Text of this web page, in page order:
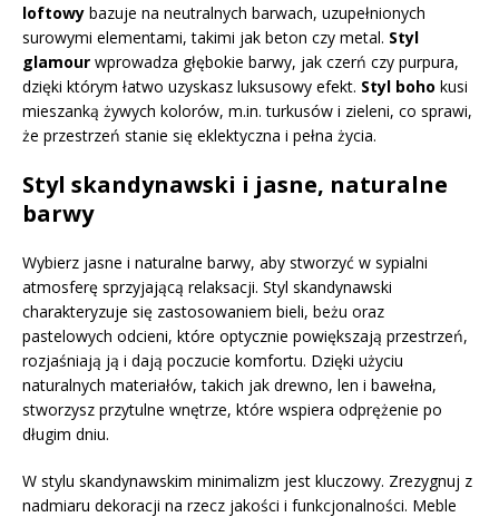
loftowy bazuje na neutralnych barwach, uzupełnionych
surowymi elementami, takimi jak beton czy metal. Styl
glamour wprowadza głębokie barwy, jak czerń czy purpura,
dzięki którym łatwo uzyskasz luksusowy efekt. Styl boho kusi
mieszanką żywych kolorów, m.in. turkusów i zieleni, co sprawi,
że przestrzeń stanie się eklektyczna i pełna życia.
Styl skandynawski i jasne, naturalne
barwy
Wybierz jasne i naturalne barwy, aby stworzyć w sypialni
atmosferę sprzyjającą relaksacji. Styl skandynawski
charakteryzuje się zastosowaniem bieli, beżu oraz
pastelowych odcieni, które optycznie powiększają przestrzeń,
rozjaśniają ją i dają poczucie komfortu. Dzięki użyciu
naturalnych materiałów, takich jak drewno, len i bawełna,
stworzysz przytulne wnętrze, które wspiera odprężenie po
długim dniu.
W stylu skandynawskim minimalizm jest kluczowy. Zrezygnuj z
nadmiaru dekoracji na rzecz jakości i funkcjonalności. Meble